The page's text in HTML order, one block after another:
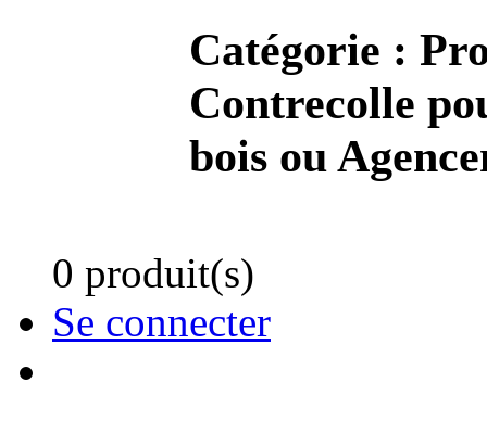
Catégorie :
Contrecolle
bois ou
0 produit(s)
Se connecter